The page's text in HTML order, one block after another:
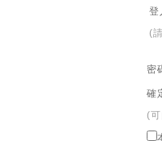
登
(
密
確
(